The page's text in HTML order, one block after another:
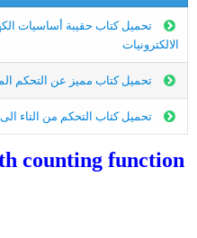
تحميل كتاب حقيبة أساسيات
الالكترونيات
تحميل كتاب مميز عن التحكم
تحميل كتاب التحكم من التاء الى
counting function